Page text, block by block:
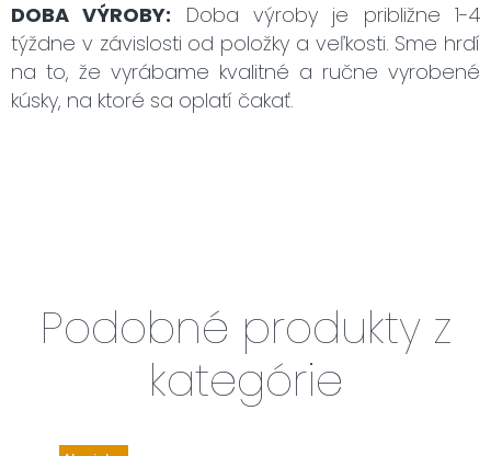
DOBA VÝROBY: Doba výroby je približne 1-4
týždne v závislosti od položky a veľkosti. Sme hrdí
na to, že vyrábame kvalitné a ručne vyrobené
kúsky, na ktoré sa oplatí čakať.
Podobné produkty z
kategórie